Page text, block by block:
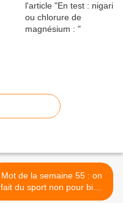
Mot de la semaine 55 : on
fait du sport non pour bien
vivre >